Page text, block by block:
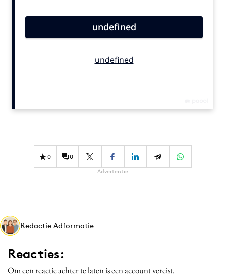
Carriere
Diversiteit
Interne communicatie
Martech
Media
Merkstrategie
PR
0 0
Advertentie
Redactie Adformatie
Reacties:
Om een reactie achter te laten is een account vereist.